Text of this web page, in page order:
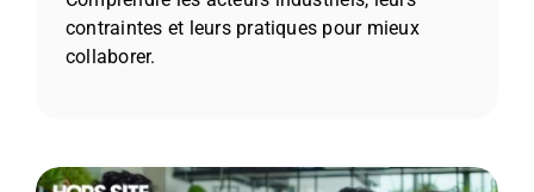
contraintes et leurs pratiques pour mieux
collaborer.